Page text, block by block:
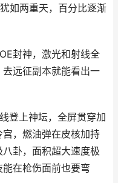
如两重天，百分比逐渐
封神，激光和射线全
远征副本就能看出一
登上神坛，全屏贯穿加
，燃油弹在皮核加持
卦，面积超大速度极
在枪伤面前也要弯